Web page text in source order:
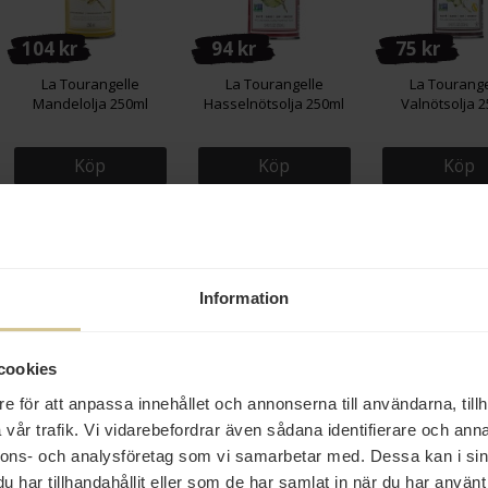
Information
för att anpassa innehållet och annonserna till användarna,
trafik. Vi vidarebefordrar även sådana identifierare och
och analysföretag som vi samarbetar med. Dessa kan i
har tillhandahållit eller som de har samlat in när du har
104 kr
La Tourangelle
Mandelolja 250ml
Köp
94 kr
La Tourangelle
Hasselnötsolja 250ml
Köp
75 kr
La
Valnötsolja
Köp
199 kr
Re.Garum Fisk 250ml
110 kr
TerraSana Nori Alg Ark
25g
139 kr
Wabash
Candy